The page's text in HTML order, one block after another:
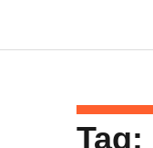
Tag: